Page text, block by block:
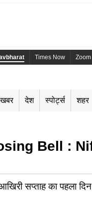
Times Now Zoom
खबर देश स्पोर्ट्स शहर
Bell :
सप्ताह का पहला